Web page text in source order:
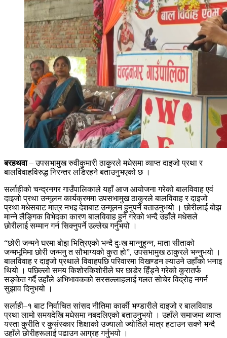
बरहथवा– उपसभामुख रुवीकुमारी ठाकुरले मधेसमा व्याप्त दाइजो प्रथा र
बालविवाहविरुद्ध निरन्तर लडिरहने बताउनुभएको छ ।
सर्लाहीको चन्द्रनगर गाउँपालिकाले यहाँ आज आयोजना गरेको बालविवाह एवं
दाइजो प्रथा उन्मूलन कार्यक्रममा उपसभामुख ठाकुरले बालविवाह र दाइजो
प्रथा मधेसबाट मात्र नभइ देशबाट उन्मूलन हुनुपर्ने बताउनुभयो । छोरीलाई बोझ
मान्ने लैङ्गिक विभेदका कारण बालविवाह हुने गरेको भन्दै उहाँले मधेसले
छोरीलाई सम्मान गर्न सिक्नुपर्ने उल्लेख गर्नुभयो ।
“छोरी जन्मने घरमा बोझ भित्रिएको भन्दै दुःख मान्नुहुन्न, माता सीताको
जन्मभूमिमा छोरी जन्मनु त सौभाग्यको कुरा हो”, उपसभामुख ठाकुरले भन्नुभयो ।
बालविवाह र दाइजो प्रथाले विवाहपछि परिवारमा विखण्डन ल्याउने उहाँको भनाइ
थियो । पछिल्लो समय किशोरकिशोरीले घर छाडेर हिँड्ने गरेको कुरातर्फ
सङ्केत गर्दै उहाँले अभिभावकको सरसल्लाहलाई गलत सोचेर विद्रोह नगर्न
सुझाव दिनुभयो ।
सर्लाही–१ बाट निर्वाचित सांसद नीतिमा कार्की भण्डारीले दाइजो र बालविवाह
प्रथा लामो समयदेखि मधेसमा नबदलिएको बताउनुभयो । उहाँले समाजमा व्याप्त
यस्ता कुरीति र कुसंस्कार शिक्षाको उज्यालो ज्योतिले मात्र हटाउन सक्ने भन्दै
उहाँले छोरीहरूलाई पढाउन आग्रह गर्नुभयो ।